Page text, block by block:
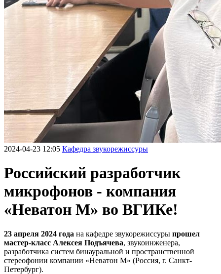
2024-04-23 12:05 Кафедра звукорежиссуры
Российский разработчик
микрофонов - компания
«Неватон М» во ВГИКе!
23 апреля 2024 года на кафедре звукорежиссуры прошел
мастер-класс Алексея Подъячева, звукоинженера,
разработчика систем бинауральной и пространственной
стереофонии компании «Неватон М» (Россия, г. Санкт-
Петербург).